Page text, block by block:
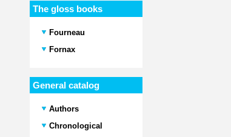
The gloss books
Fourneau
Fornax
General catalog
Authors
Chronological